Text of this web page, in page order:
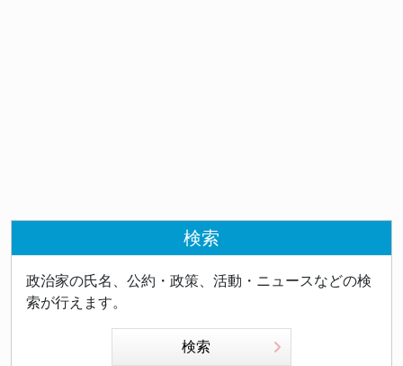
検索
政治家の氏名、公約・政策、活動・ニュースなどの検
索が行えます。
検索